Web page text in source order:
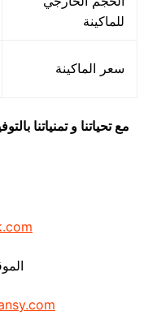
للماكينة
سعر الماكينة
مع تحياتنا و تمنياتنا